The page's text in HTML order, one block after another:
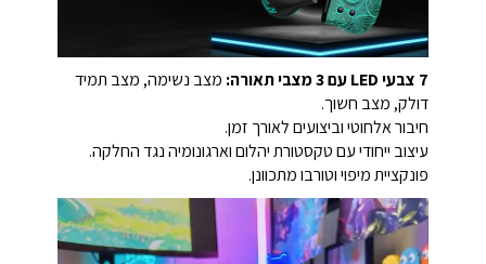
7 צבעי LED עם 3 מצבי תאורה:
מצב נשימה, מצב תמיד
דולק, מצב חשוך.
חיבור אלחוטי וביצועים לאורך זמן.
עיצוב ייחודי עם טקסטורת יהלום וארגונומיה נגד החלקה.
פונקציית מיפוי וטורבו מתכוונן.